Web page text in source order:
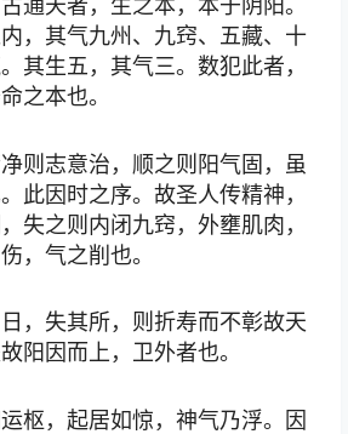
通天者，生之本，本于阴阳。
，其气九州、九窍、五藏、十
其生五，其气三。数犯此者，
之本也。
则志意治，顺之则阳气固，虽
此因时之序。故圣人传精神，
失之则内闭九窍，外壅肌肉，
，气之削也。
，失其所，则折寿而不彰故天
阳因而上，卫外者也。
枢，起居如惊，神气乃浮。因